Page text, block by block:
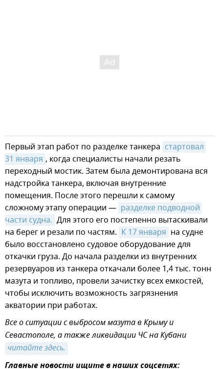
Первый этап работ по разделке танкера стартовал
31 января , когда специалисты начали резать
переходный мостик. Затем была демонтирована вся
надстройка танкера, включая внутренние
помещения. После этого перешли к самому
сложному этапу операции — разделке подводной
части судна. Для этого его постепенно вытаскивали
на берег и резали по частям. К 17 января на судне
было восстановлено судовое оборудование для
откачки груза. До начала разделки из внутренних
резервуаров из танкера откачали более 1,4 тыс. тонн
мазута и топливо, провели зачистку всех емкостей,
чтобы исключить возможность загрязнения
акватории при работах.
Все о ситуации с выбросом мазута в Крыму и
Севастополе, а также ликвидации ЧС на Кубани
читайте здесь.
Главные новости ищите в наших соцсетях: